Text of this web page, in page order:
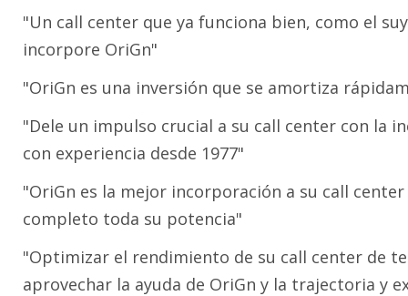
"Un call center que ya funciona bien, como el
incorpore OriGn"
"OriGn es una inversión que se amortiza
"Dele un impulso crucial a su call center con la
con experiencia desde 1977"
"OriGn es la mejor incorporación a su call
completo toda su potencia"
"Optimizar el rendimiento de su call center de
aprovechar la ayuda de OriGn y la trajectoria y